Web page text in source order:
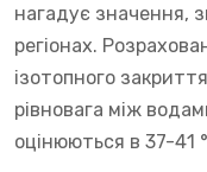
нагадує значення,
регіонах.
ізотопного
рівновага між
оцінюються в 37-41